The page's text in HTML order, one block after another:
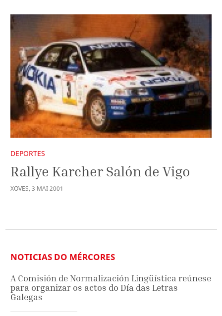
DEPORTES
Rallye Karcher Salón de Vigo
XOVES, 3 MAI2001
NOTICIAS DO MÉRCORES
A Comisión de Normalización Lingüística reúnese
para organizar os actos do Día das Letras
Galegas